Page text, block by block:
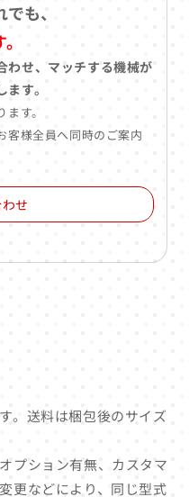
も、
わせ、マッチする機械が
す。
す。
様全員へ同時のご案内
せ
。送料は梱包後のサイズ
プション有無、カスタマ
更などにより、同じ型式